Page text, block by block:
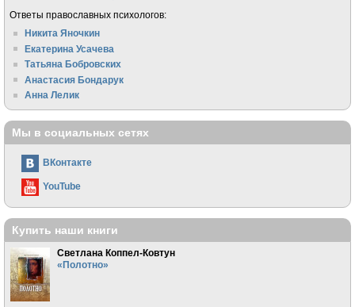
Ответы православных психологов:
Никита Яночкин
Екатерина Усачева
Татьяна Бобровских
Анастасия Бондарук
Анна Лелик
Мы в социальных сетях
ВКонтакте
YouTube
Купить наши книги
Светлана Коппел-Ковтун
«Полотно»